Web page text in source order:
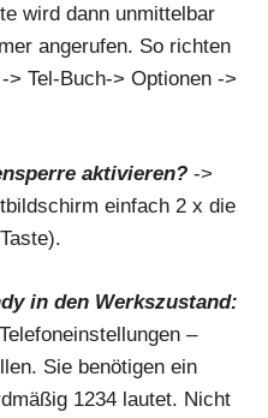
wird dann unmittelbar
angerufen. So richten
Tel-Buch-> Optionen ->
aktivieren? ->
einfach 2 x die
in den Werkszustand:
–
Sie benötigen ein
1234 lautet. Nicht